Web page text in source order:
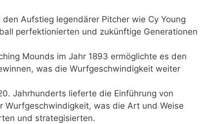
Aufstieg legendärer Pitcher wie Cy Young
perfektionierten und zukünftige Generationen
Mounds im Jahr 1893 ermöglichte es den
was die Wurfgeschwindigkeit weiter
Jahrhunderts lieferte die Einführung von
Wurfgeschwindigkeit, was die Art und Weise
und strategisierten.